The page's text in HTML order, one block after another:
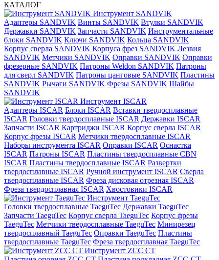
КАТАЛОГ
Инструмент SANDVIK
Адаптеры SANDVIK Винты SANDVIK Втулки SANDVIK
Державки SANDVIK Запчасти SANDVIK Инструментальные
блоки SANDVIK Ключи SANDVIK Кольца SANDVIK
Корпус сверла SANDVIK Корпуса фрез SANDVIK Лезвия
SANDVIK Метчики SANDVIK Оправки SANDVIK Оправки
фрезерные SANDVIK Патроны Weldon SANDVIK Патроны
для сверл SANDVIK Патроны цанговые SANDVIK Пластины
SANDVIK Рычаги SANDVIK Фрезы SANDVIK Шайбы
SANDVIK
Инструмент ISCAR
Адаптеры ISCAR Блоки ISCAR Вставки твердосплавные
ISCAR Головки твердосплавные ISCAR Державки ISCAR
Запчасти ISCAR Картриджи ISCAR Корпус сверла ISCAR
Корпус фрезы ISCAR Метчики твердосплавные ISCAR
Наборы инструмента ISCAR Оправки ISCAR Оснастка
ISCAR Патроны ISCAR Пластины твердосплавные CBN
ISCAR Пластины твердосплавные ISCAR Развертки
твердосплавные ISCAR Ручной инструмент ISCAR Сверла
твердосплавные ISCAR Фреза дисковая отрезная ISCAR
Фреза твердосплавная ISCAR Хвостовики ISCAR
Инструмент TaeguTec
Головки твердосплавные TaeguTec Державки TaeguTec
Запчасти TaeguTec Корпус сверла TaeguTec Корпус фрезы
TaeguTec Метчики твердосплавные TaeguTec Минирезец
твердосплавный TaeguTec Оправки TaeguTec Пластины
твердосплавные TaeguTec Фреза твердосплавная TaeguTec
Инструмент ZCС CT